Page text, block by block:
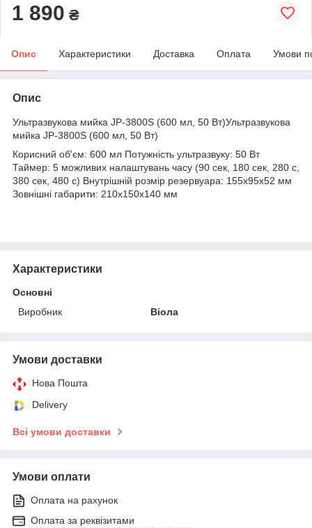
1 890 ₴
Опис Характеристики Доставка Оплата Умови
Опис
Ультразвукова мийка JP-3800S (600 мл, 50 Вт)Ультразвукова
мийка JP-3800S (600 мл, 50 Вт)
Корисний об'єм: 600 мл Потужність ультразвуку: 50 Вт
Таймер: 5 можливих налаштувань часу (90 сек, 180 сек, 280 с,
380 сек, 480 с) Внутрішній розмір резервуара: 155х95х52 мм
Зовнішні габарити: 210х150х140 мм
Характеристики
Основні
Виробник
Віола
Умови доставки
Нова Пошта
Delivery
Всі умови доставки
Умови оплати
Оплата на рахунок
Оплата за реквізитами